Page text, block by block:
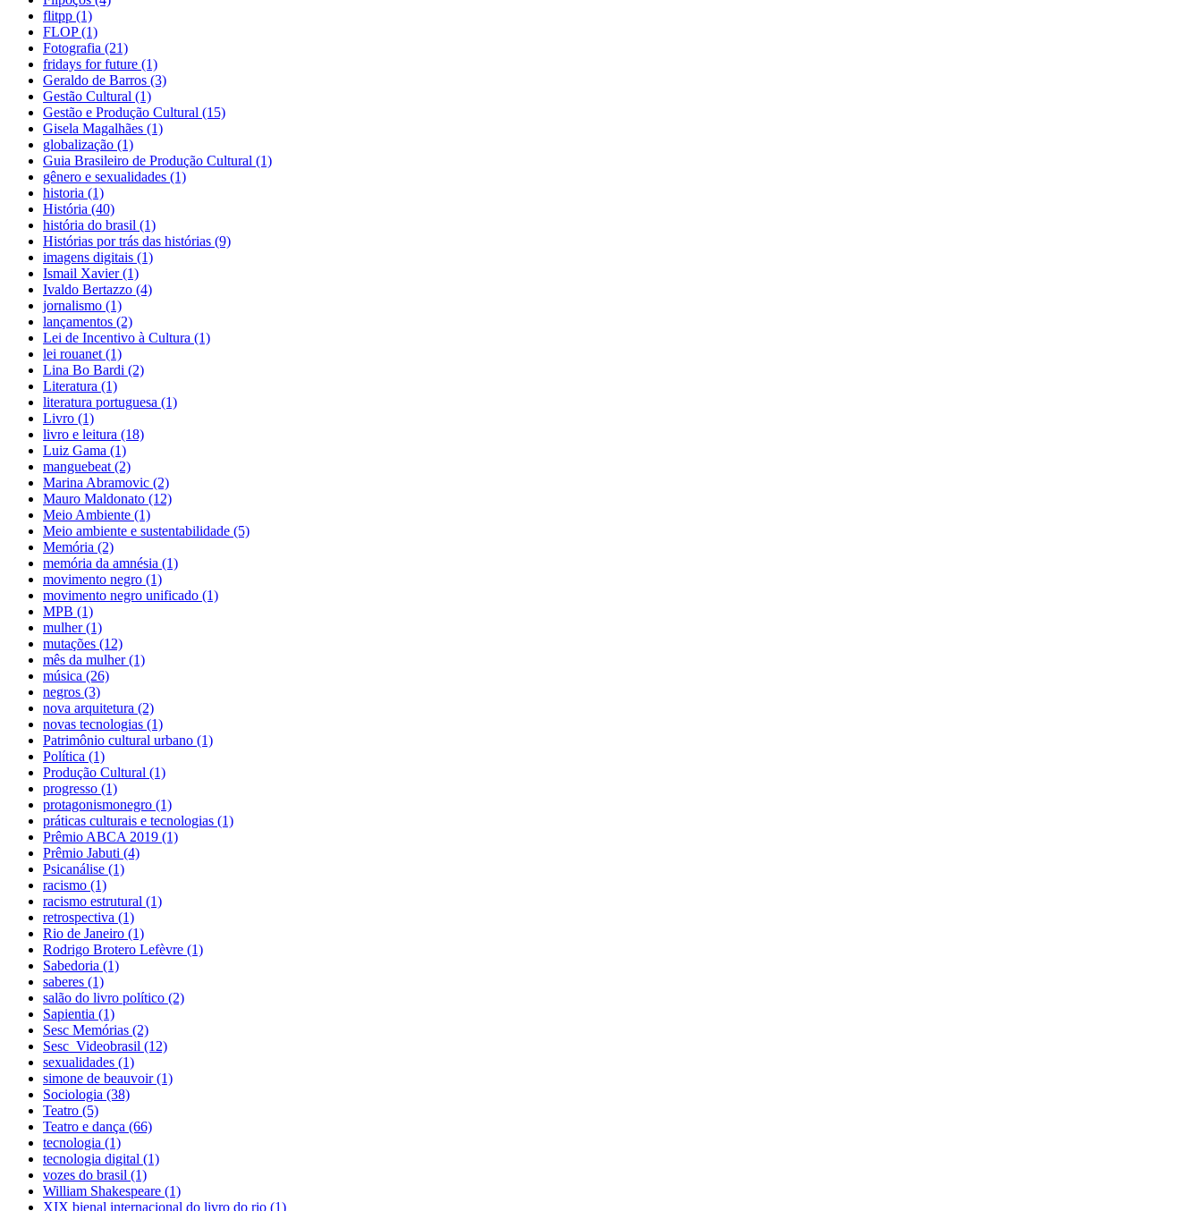
flitpp (1)
FLOP (1)
Fotografia (21)
fridays for future (1)
Geraldo de Barros (3)
Gestão Cultural (1)
Gestão e Produção Cultural (15)
Gisela Magalhães (1)
globalização (1)
Guia Brasileiro de Produção Cultural (1)
gênero e sexualidades (1)
historia (1)
História (40)
história do brasil (1)
Histórias por trás das histórias (9)
imagens digitais (1)
Ismail Xavier (1)
Ivaldo Bertazzo (4)
jornalismo (1)
lançamentos (2)
Lei de Incentivo à Cultura (1)
lei rouanet (1)
Lina Bo Bardi (2)
Literatura (1)
literatura portuguesa (1)
Livro (1)
livro e leitura (18)
Luiz Gama (1)
manguebeat (2)
Marina Abramovic (2)
Mauro Maldonato (12)
Meio Ambiente (1)
Meio ambiente e sustentabilidade (5)
Memória (2)
memória da amnésia (1)
movimento negro (1)
movimento negro unificado (1)
MPB (1)
mulher (1)
mutações (12)
mês da mulher (1)
música (26)
negros (3)
nova arquitetura (2)
novas tecnologias (1)
Patrimônio cultural urbano (1)
Política (1)
Produção Cultural (1)
progresso (1)
protagonismonegro (1)
práticas culturais e tecnologias (1)
Prêmio ABCA 2019 (1)
Prêmio Jabuti (4)
Psicanálise (1)
racismo (1)
racismo estrutural (1)
retrospectiva (1)
Rio de Janeiro (1)
Rodrigo Brotero Lefèvre (1)
Sabedoria (1)
saberes (1)
salão do livro político (2)
Sapientia (1)
Sesc Memórias (2)
Sesc_Videobrasil (12)
sexualidades (1)
simone de beauvoir (1)
Sociologia (38)
Teatro (5)
Teatro e dança (66)
tecnologia (1)
tecnologia digital (1)
vozes do brasil (1)
William Shakespeare (1)
XIX bienal internacional do livro do rio (1)